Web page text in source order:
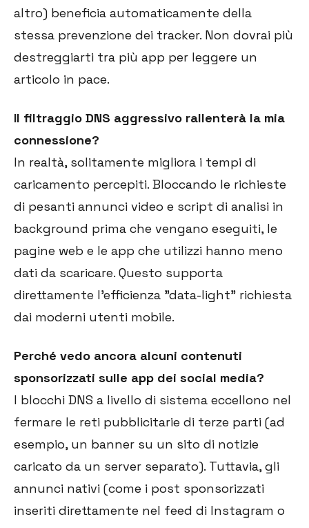
altro) beneficia automaticamente della
stessa prevenzione dei tracker. Non dovrai più
destreggiarti tra più app per leggere un
articolo in pace.
Il filtraggio DNS aggressivo rallenterà la mia
connessione?
In realtà, solitamente migliora i tempi di
caricamento percepiti. Bloccando le richieste
di pesanti annunci video e script di analisi in
background prima che vengano eseguiti, le
pagine web e le app che utilizzi hanno meno
dati da scaricare. Questo supporta
direttamente l'efficienza "data-light" richiesta
dai moderni utenti mobile.
Perché vedo ancora alcuni contenuti
sponsorizzati sulle app dei social media?
I blocchi DNS a livello di sistema eccellono nel
fermare le reti pubblicitarie di terze parti (ad
esempio, un banner su un sito di notizie
caricato da un server separato). Tuttavia, gli
annunci nativi (come i post sponsorizzati
inseriti direttamente nel feed di Instagram o